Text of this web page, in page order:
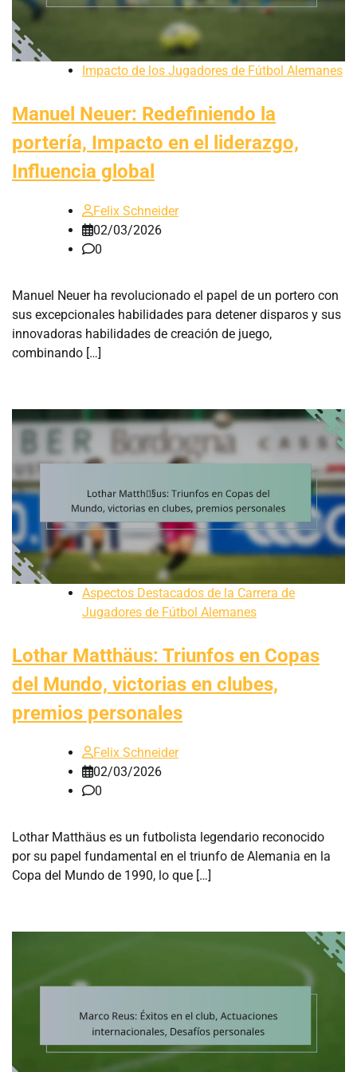
Impacto de los Jugadores de Fútbol Alemanes
Manuel Neuer: Redefiniendo la
portería, Impacto en el liderazgo,
Influencia global
Felix Schneider
02/03/2026
0
Manuel Neuer ha revolucionado el papel de un portero con
sus excepcionales habilidades para detener disparos y sus
innovadoras habilidades de creación de juego,
combinando […]
Aspectos Destacados de la Carrera de
Jugadores de Fútbol Alemanes
Lothar Matthäus: Triunfos en Copas
del Mundo, victorias en clubes,
premios personales
Felix Schneider
02/03/2026
0
Lothar Matthäus es un futbolista legendario reconocido
por su papel fundamental en el triunfo de Alemania en la
Copa del Mundo de 1990, lo que […]